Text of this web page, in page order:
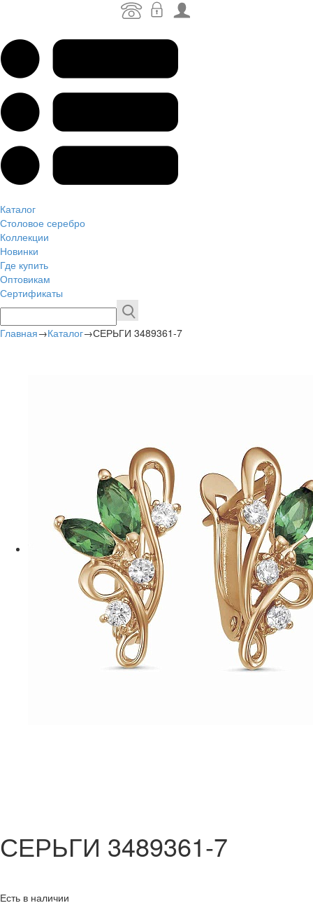
Каталог
Столовое серебро
Коллекции
Новинки
Где купить
Оптовикам
Сертификаты
Главная→Каталог→СЕРЬГИ 3489361-7
СЕРЬГИ 3489361-7
Есть в наличии